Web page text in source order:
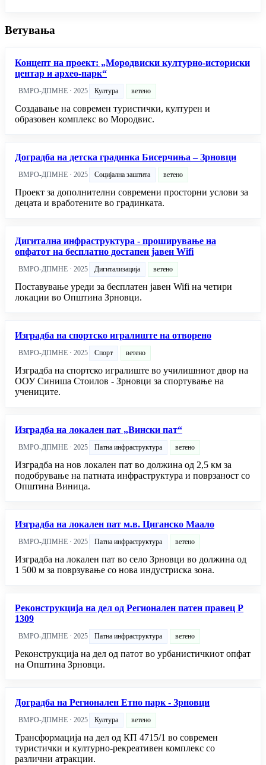
Ветувања
Концепт на проект: „Мородвиски културно-историски
центар и архео-парк“
ВМРО-ДПМНЕ · 2025 Култура ветено
Создавање на современ туристички, културен и
образовен комплекс во Мородвис.
Доградба на детска градинка Бисерчиња – Зрновци
ВМРО-ДПМНЕ · 2025 Социјална заштита ветено
Проект за дополнителни современи просторни услови за
децата и вработените во градинката.
Дигитална инфраструктура - проширување на
опфатот на бесплатно достапен јавен Wifi
ВМРО-ДПМНЕ · 2025 Дигитализација ветено
Поставување уреди за бесплатен јавен Wifi на четири
локации во Општина Зрновци.
Изградба на спортско игралиште на отворено
ВМРО-ДПМНЕ · 2025 Спорт ветено
Изградба на спортско игралиште во училишниот двор на
ООУ Синиша Стоилов - Зрновци за спортување на
учениците.
Изградба на локален пат „Вински пат“
ВМРО-ДПМНЕ · 2025 Патна инфраструктура ветено
Изградба на нов локален пат во должина од 2,5 км за
подобрување на патната инфраструктура и поврзаност со
Општина Виница.
Изградба на локален пат м.в. Циганско Маало
ВМРО-ДПМНЕ · 2025 Патна инфраструктура ветено
Изградба на локален пат во село Зрновци во должина од
1 500 м за поврзување со нова индустриска зона.
Реконструкција на дел од Регионален патен правец Р
1309
ВМРО-ДПМНЕ · 2025 Патна инфраструктура ветено
Реконструкција на дел од патот во урбанистичкиот опфат
на Општина Зрновци.
Доградба на Регионален Етно парк - Зрновци
ВМРО-ДПМНЕ · 2025 Култура ветено
Трансформација на дел од КП 4715/1 во современ
туристички и културно-рекреативен комплекс со
различни атракции.